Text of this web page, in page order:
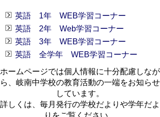
英語 1年 WEB学習コーナー
英語 2年 Web学習コーナー
英語 3年 WEB学習コーナー
英語 全学年 WEB学習コーナー
ホームページでは個人情報に十分配慮しなが
ら、岐南中学校の教育活動の一端をお知らせ
しています。
詳しくは、毎月発行の学校だよりや学年だよ
りをご覧ください。